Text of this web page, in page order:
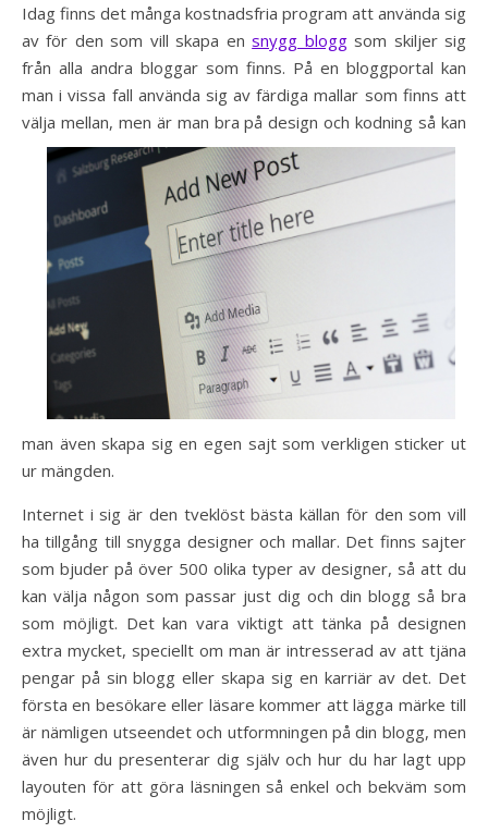
Idag finns det många kostnadsfria program att använda sig
av för den som vill skapa ensnygg bloggsom skiljer sig
från alla andra bloggar som finns. På en bloggportal kan
man i vissa fall använda sig av färdiga mallar som finns att
välja mellan, men är man bra på design och kodning så kan
man även skapa sig en egen sajt som verkligen sticker ut
ur mängden.
Internet i sig är den tveklöst bästa källan för den som vill
ha tillgång till snygga designer och mallar. Det finns sajter
som bjuder på över 500 olika typer av designer, så att du
kan välja någon som passar just dig och din blogg så bra
som möjligt. Det kan vara viktigt att tänka på designen
extra mycket, speciellt om man är intresserad av att tjäna
pengar på sin blogg eller skapa sig en karriär av det. Det
första en besökare eller läsare kommer att lägga märke till
är nämligen utseendet och utformningen på din blogg, men
även hur du presenterar dig själv och hur du har lagt upp
layouten för att göra läsningen så enkel och bekväm som
möjligt.